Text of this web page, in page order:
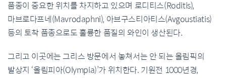
품종이 중요한 위치를 차지하고 있으며 로디티스(Roditis),
마브로다프네(Mavrodaphni), 아브구스티아티스(Avgoustiatis)
등의 토착 품종으로도 훌륭한 품질의 와인이 생산된다.
그리고 이곳에는 그리스 방문에서 놓쳐서는 안 되는 올림픽의
발상지 ‘올림피아(Olympia)’가 위치한다. 기원전 1000년경,